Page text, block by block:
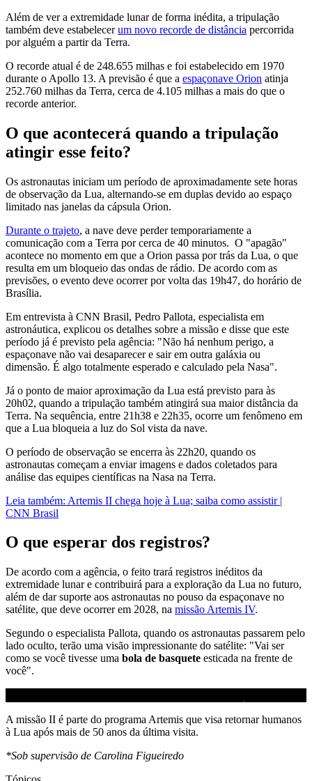
Além de ver a extremidade lunar de forma inédita, a tripulação
também deve estabelecerum novo recorde de distância percorrida
por alguém a partir da Terra.
O recorde atual é de 248.655 milhas e foi estabelecido em 1970
durante o Apollo 13. A previsão é que a espaçonave Orion atinja
252.760 milhas da Terra, cerca de 4.105 milhas a mais do que o
recorde anterior.
O que acontecerá quando a tripulação
atingir esse feito?
Os astronautas iniciam um período de aproximadamente sete horas
de observação da Lua, alternando-se em duplas devido ao espaço
limitado nas janelas da cápsula Orion.
Durante o trajeto, a nave deve perder temporariamente a
comunicação com a Terra por cerca de 40 minutos. O "apagão"
acontece no momento em que a Orion passa por trás da Lua, o que
resulta em um bloqueio das ondas de rádio. De acordo com as
previsões, o evento deve ocorrer por volta das 19h47, do horário de
Brasília.
Em entrevista à CNN Brasil, Pedro Pallota, especialista em
astronáutica, explicou os detalhes sobre a missão e disse que este
período já é previsto pela agência: "Não há nenhum perigo, a
espaçonave não vai desaparecer e sair em outra galáxia ou
dimensão. É algo totalmente esperado e calculado pela Nasa".
Já o ponto de maior aproximação da Lua está previsto para às
20h02, quando a tripulação também atingirá sua maior distância da
Terra. Na sequência, entre 21h38 e 22h35, ocorre um fenômeno em
que a Lua bloqueia a luz do Sol vista da nave.
O período de observação se encerra às 22h20, quando os
astronautas começam a enviar imagens e dados coletados para
análise das equipes científicas na Nasa na Terra.
Leia também: Artemis II chega hoje à Lua; saiba como assistir |
CNN Brasil
O que esperar dos registros?
De acordo com a agência, o feito trará registros inéditos da
extremidade lunar e contribuirá para a exploração da Lua no futuro,
além de dar suporte aos astronautas no pouso da espaçonave no
satélite, que deve ocorrer em 2028, na missão Artemis IV.
Segundo o especialista Pallota, quando os astronautas passarem pelo
lado oculto, terão uma visão impressionante do satélite: "Vai ser
como se você tivesse uma bola de basquete esticada na frente de
você".
A missão II é parte do programa Artemis que visa retornar humanos
à Lua após mais de 50 anos da última visita.
*Sob supervisão de Carolina Figueiredo